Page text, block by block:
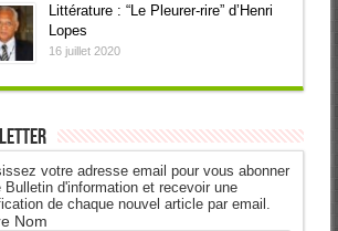
Littérature : “Le Pleurer-rire” d’Henri
Lopes
16 juillet 2020
votre adresse email pour vous abonner
Bulletin d'information et recevoir une
de chaque nouvel article par email.
Nom